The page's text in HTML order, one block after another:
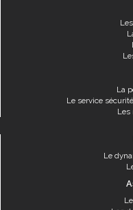
La
Le service
Les
Le